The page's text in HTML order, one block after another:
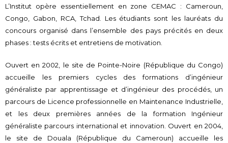
L’Institut opère essentiellement en zone CEMAC : Cameroun,
Congo, Gabon, RCA, Tchad. Les étudiants sont les lauréats du
concours organisé dans l’ensemble des pays précités en deux
phases : tests écrits et entretiens de motivation.
Ouvert en 2002, le site de Pointe-Noire (République du Congo)
accueille les premiers cycles des formations d’ingénieur
généraliste par apprentissage et d’ingénieur des procédés, un
parcours de Licence professionnelle en Maintenance Industrielle,
et les deux premières années de la formation Ingénieur
généraliste parcours international et innovation. Ouvert en 2004,
le site de Douala (République du Cameroun) accueille les